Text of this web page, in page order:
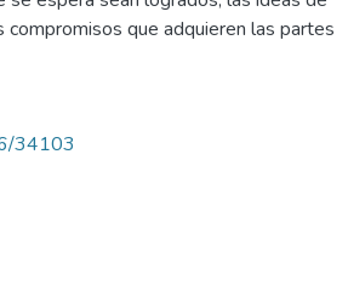
que adquieren las partes
34103